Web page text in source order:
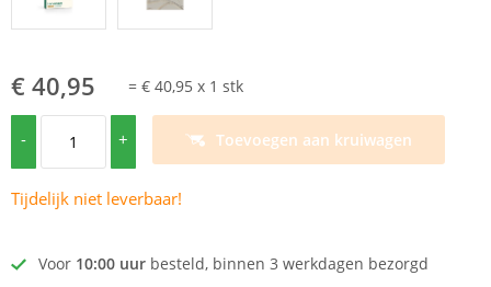
€ 40,95 = € 40,95 x 1 stk
- + Toevoegen aan kruiwagen
Tijdelijk niet leverbaar!
Voor 10:00 uur besteld, binnen 3 werkdagen bezorgd